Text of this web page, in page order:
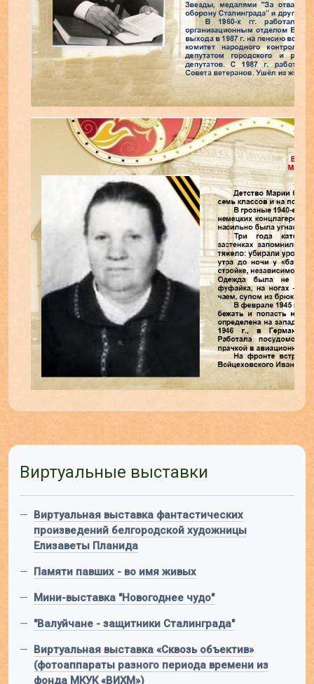
Виртуальные выставки
— Виртуальная выставка фантастических
произведений белгородской художницы
Елизаветы Планида
— Памяти павших - во имя живых
— Мини-выставка "Новогоднее чудо"
— "Валуйчане - защитники Сталинграда"
— Виртуальная выставка «Сквозь объектив»
(фотоаппараты разного периода времени из
фонда МКУК «ВИХМ»)